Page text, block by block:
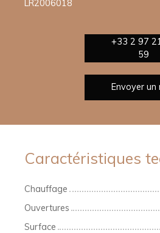
LR2006018
+33 2 97
59
Envoyer un
Caractéristiques
Chauffage
Ouvertures
Surface